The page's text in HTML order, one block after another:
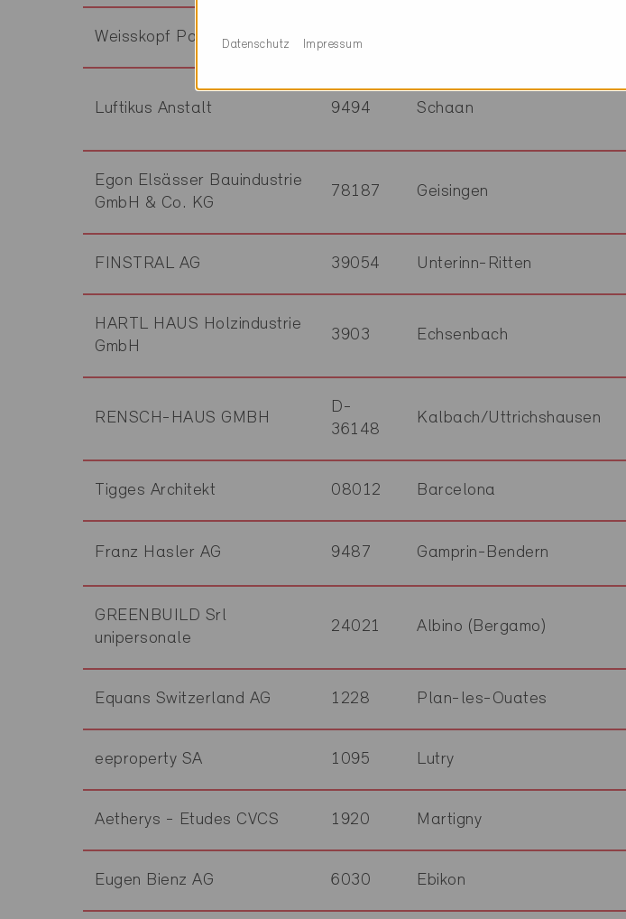
Weisskopf Partner GmbH 8047
Luftikus Anstalt 9494 Schaan
Egon Elsässer Bauindustrie
GmbH & Co. KG
78187 Geisingen
FINSTRAL AG 39054 Unterinn-Ritten
HARTL HAUS Holzindustrie
GmbH
3903 Echsenbach
RENSCH-HAUS GMBH
D-
36148
Kalbach/Uttrichshausen
Tigges Architekt 08012 Barcelona
Franz Hasler AG 9487 Gamprin-Bendern
GREENBUILD Srl
unipersonale
24021 Albino (Bergamo)
Equans Switzerland AG 1228 Plan-les-Ouates
eeproperty SA 1095 Lutry
Aetherys - Etudes CVCS 1920 Martigny
Eugen Bienz AG 6030 Ebikon
Datenschutz Impressum